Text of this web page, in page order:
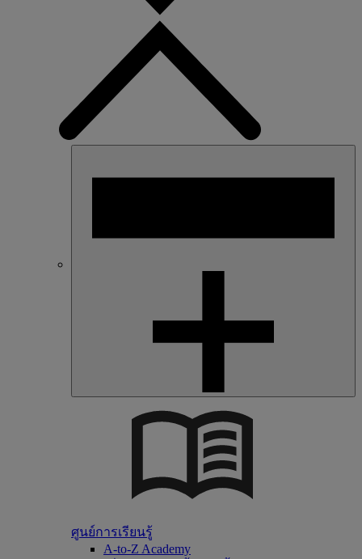
ศูนย์การเรียนรู้
A-to-Z Academy